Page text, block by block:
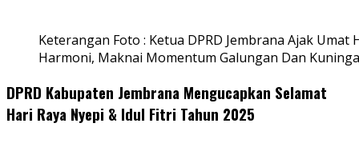
Keterangan Foto : Ketua DPRD Jembrana Ajak
Harmoni, Maknai Momentum Galungan Dan
DPRD Kabupaten Jembrana Mengucapkan Selamat
Hari Raya Nyepi & Idul Fitri Tahun 2025